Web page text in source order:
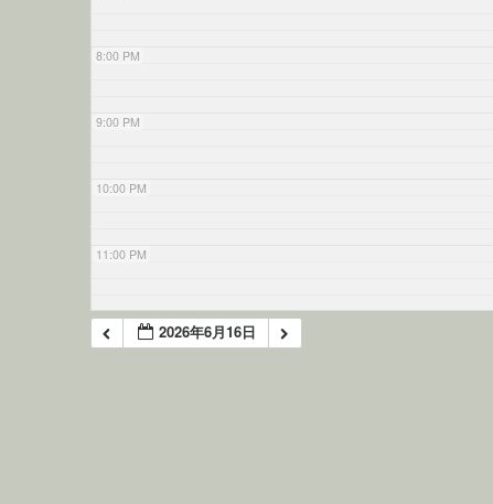
8:00 PM
9:00 PM
10:00 PM
11:00 PM
2026年6月16日